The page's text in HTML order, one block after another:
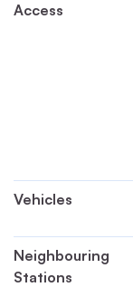
Access
Vehicles
Neighbouring
Stations